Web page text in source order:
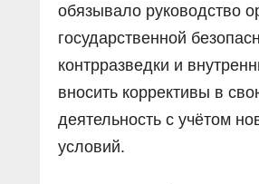
обязывало руководство
государственной
контрразведки и
вносить коррективы в
деятельность с учётом
условий.